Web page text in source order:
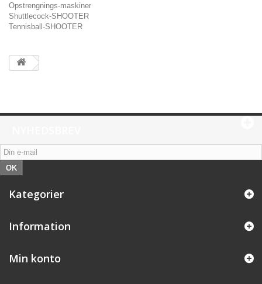
Opstrengnings-maskiner
Shuttlecock-SHOOTER
Tennisball-SHOOTER
OK
Kategorier
Information
Min konto